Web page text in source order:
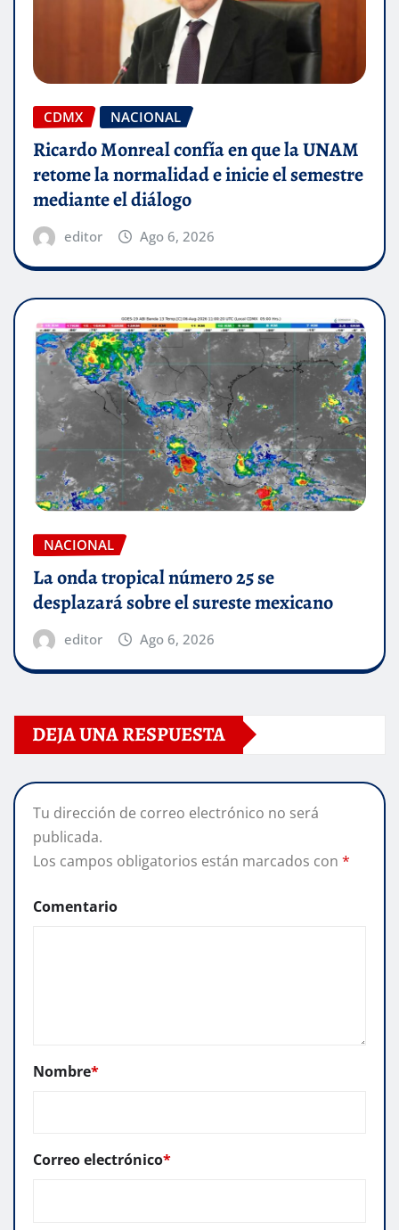
CDMX NACIONAL
Ricardo Monreal confía en que la UNAM
retome la normalidad e inicie el semestre
mediante el diálogo
editor Ago 6, 2026
NACIONAL
La onda tropical número 25 se
desplazará sobre el sureste mexicano
editor Ago 6, 2026
DEJA UNA RESPUESTA
Tu dirección de correo electrónico no será
publicada.
Los campos obligatorios están marcados con *
Comentario
Nombre*
Correo electrónico*